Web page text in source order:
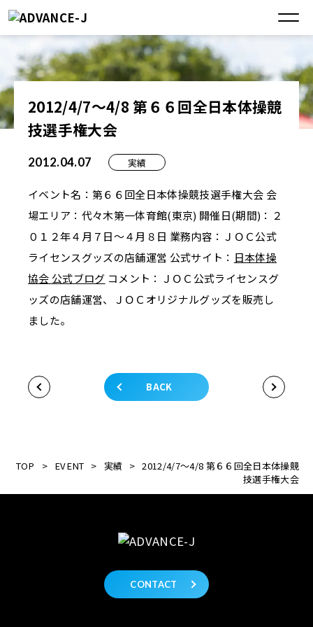
2012/4/7～4/8 第６６回全日本体操競
技選手権大会
2012.04.07 実績
イベント名：第６６回全日本体操競技選手権大会 会
場エリア：代々木第一体育館(東京) 開催日(期間)：２
０１２年４月７日～４月８日 業務内容：ＪＯＣ公式
ライセンスグッズの店舗運営 公式サイト： 日本体操
協会 公式ブログ コメント：ＪＯＣ公式ライセンスグ
ッズの店舗運営、ＪＯＣオリジナルグッズを販売し
ました。
BACK
TOP > EVENT > 実績 > 2012/4/7～4/8 第６６回全日本体操競
技選手権大会
CONTACT